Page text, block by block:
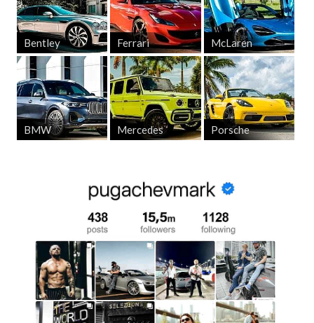
Bentley Ferrari McLaren
BMW Mercedes Porsche